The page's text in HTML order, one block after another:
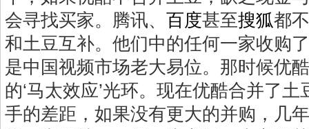
会寻找买家。腾讯、 百度甚至搜狐都
和土豆互补。他们中的任何一家收购
是中国视频市场老大易位。那时候优
的‘马太效应’光环。现在优酷合并了
手的差距，如果没有更大的并购，几